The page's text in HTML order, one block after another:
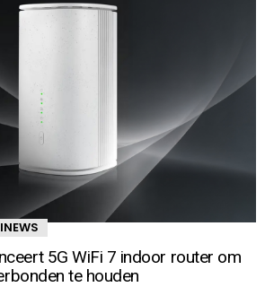
5G WiFi 7 indoor router om
te houden